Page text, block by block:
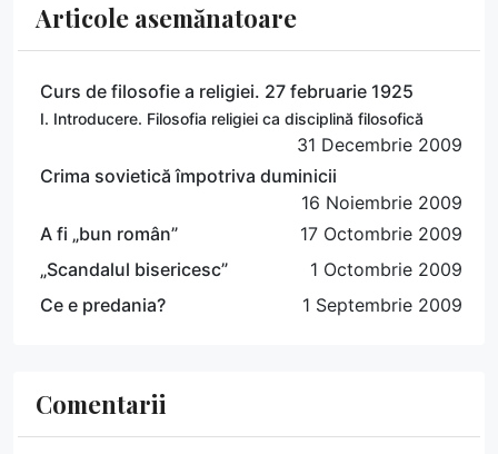
Articole asemănatoare
Curs de filosofie a religiei. 27 februarie 1925
I. Introducere. Filosofia religiei ca disciplină filosofică
31 Decembrie 2009
Crima sovietică împotriva duminicii
16 Noiembrie 2009
A fi „bun român”
17 Octombrie 2009
„Scandalul bisericesc”
1 Octombrie 2009
Ce e predania?
1 Septembrie 2009
Comentarii